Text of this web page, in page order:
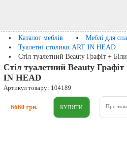
Каталог меблів Меблі для
Туалетні столики ART IN HEAD
Стіл туалетний Beauty Графіт +
Стіл туалетний Beauty
IN HEAD
Артикул товару: 104189
6660 грн. Про